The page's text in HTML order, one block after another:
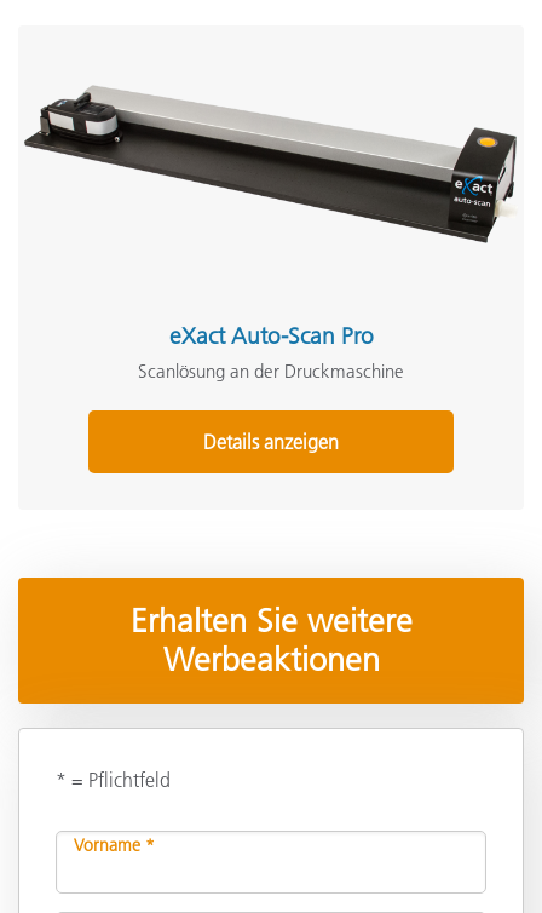
eXact Auto-Scan Pro
Scanlösung an der Druckmaschine
Details anzeigen
Erhalten Sie weitere
Werbeaktionen
* = Pflichtfeld
Vorname *